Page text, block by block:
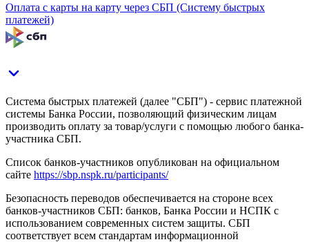
Оплата с карты на карту через СБП (Систему быстрых
платежей)
Система быстрых платежей (далее "СБП") - сервис платежной
системы Банка России, позволяющий физическим лицам
производить оплату за товар/услуги с помощью любого банка-
участника СБП.
Список банков-участников опубликован на официальном
сайте https://sbp.nspk.ru/participants/
Безопасность переводов обеспечивается на стороне всех
банков-участников СБП: банков, Банка России и НСПК с
использованием современных систем защиты. СБП
соответствует всем стандартам информационной